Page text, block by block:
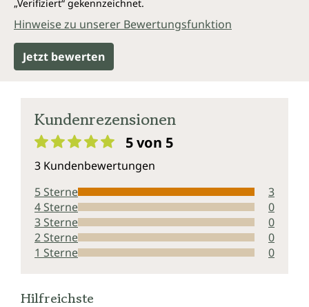
„Verifiziert“ gekennzeichnet.
Hinweise zu unserer Bewertungsfunktion
Jetzt bewerten
Kundenrezensionen
5 von 5
3 Kundenbewertungen
5 Sterne
3
4 Sterne
0
3 Sterne
0
2 Sterne
0
1 Sterne
0
Hilfreichste